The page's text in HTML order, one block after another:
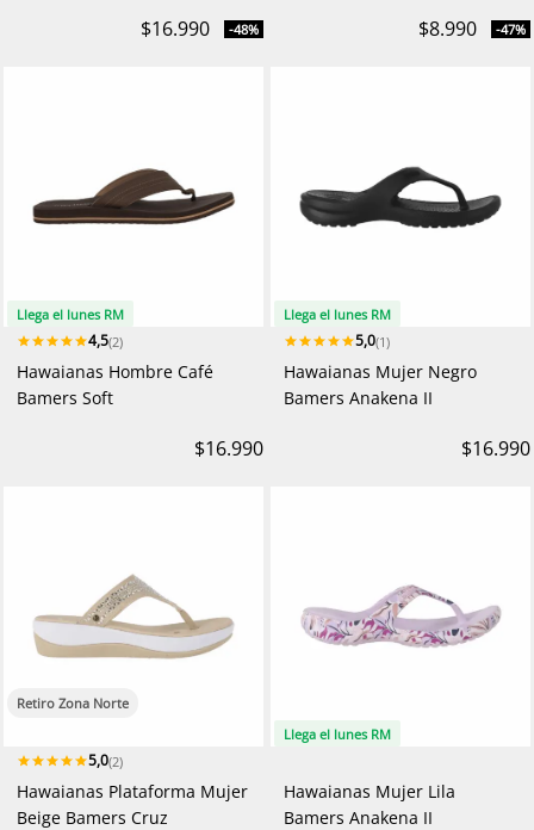
$16.990 -48% $8.990 -47%
Llega el lunes RM
4,5(2)
Hawaianas Hombre Café
Bamers Soft
$16.990
Llega el lunes RM
5,0(1)
Hawaianas Mujer Negro
Bamers Anakena II
$16.990
Retiro Zona Norte
5,0(2)
Hawaianas Plataforma Mujer
Beige Bamers Cruz
Llega el lunes RM
Hawaianas Mujer Lila
Bamers Anakena II